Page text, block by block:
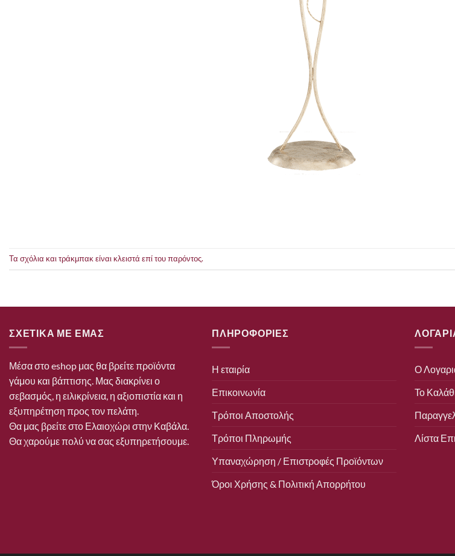
Τα σχόλια και τράκμπακ είναι κλειστά επί του παρόντος.
ΣΧΕΤΙΚΑ ΜΕ ΕΜΑΣ
Μέσα στο eshop μας θα βρείτε προϊόντα
γάμου και βάπτισης. Μας διακρίνει ο
σεβασμός, η ειλικρίνεια, η αξιοπιστία και η
εξυπηρέτηση προς τον πελάτη.
Θα μας βρείτε στο Ελαιοχώρι στην Καβάλα.
Θα χαρούμε πολύ να σας εξυπηρετήσουμε.
ΠΛΗΡΟΦΟΡΙΕΣ
Η εταιρία
Επικοινωνία
Τρόποι Αποστολής
Τρόποι Πληρωμής
Υπαναχώρηση / Επιστροφές Προϊόντων
Όροι Χρήσης & Πολιτική Απορρήτου
Ο
Το
Λίστα